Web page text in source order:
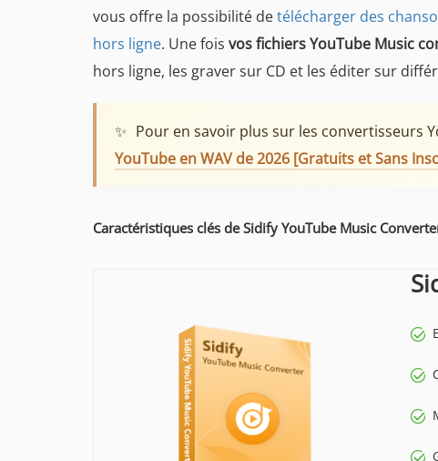
vous offre la possibilité detélécharger des
hors ligne. Une fois vos fichiers YouTube Music
hors ligne, les graver sur CD et les éditer sur
✨ Pour en savoir plus sur les convertisseurs
YouTube en WAV de 2026 [Gratuits et Sans
Caractéristiques clés de Sidify YouTube Music